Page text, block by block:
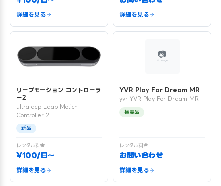
詳細を見る 詳細を見る
リープモーション コントローラ
ー2
ultraleap Leap Motion
Controller 2
新品
レンタル料金
¥100/日〜
詳細を見る
YVR Play For Dream MR
yvr YVR Play For Dream MR
極美品
レンタル料金
お問い合わせ
詳細を見る